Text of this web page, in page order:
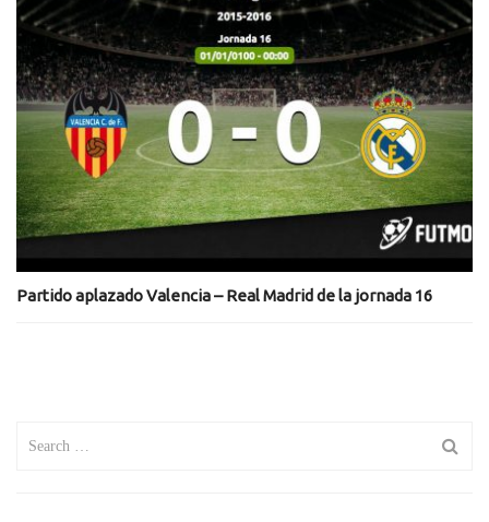
Partido aplazado Valencia – Real Madrid de la jornada 16